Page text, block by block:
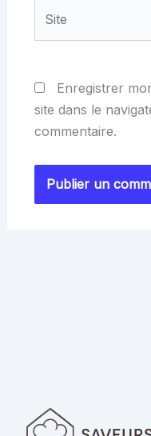
Enregistrer
site dans le
commentaire.